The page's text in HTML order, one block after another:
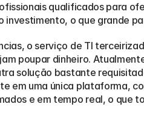
qualificados para
investimento, o que grande
o serviço de TI
poupar dinheiro.
solução bastante
em uma única plataforma,
e em tempo real, o que